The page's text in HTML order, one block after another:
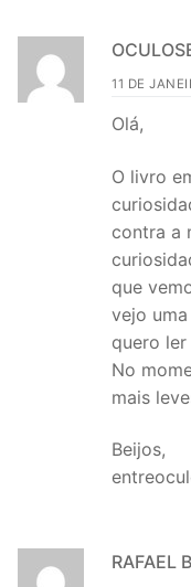
11 DE
Olá,
O livro
contra a
que
vejo
quero
No
mais
Beijos,
RAFAEL